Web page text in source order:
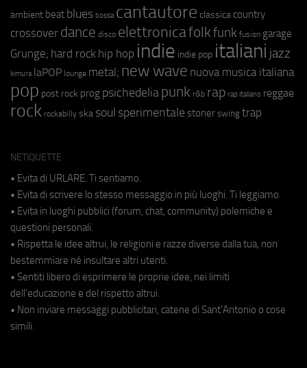
ambient beat blues bossa cantautore classica country
crossover dance disco elettronicafolkfunk fusion garage
Grunge; hard rock hip hop indie indie pop italiani jazz
kimura laPOP lounge metal; new wave nuova musica italiana
pop post rock prog psichedeliapunk r&b rap rap italiano reggae
rock rockabilly ska soul sperimentale stoner swing trap
NETIQUETTE
• Evita di URLARE. Ti sentiamo.
• Evita di scrivere lo stesso messaggio in più luoghi. Ti leggiamo.
• Evita in luoghi pubblici (forum, chat, community) polemiche e
questioni personali.
• Rispetta le idee altrui, le religioni e razze diverse dalla tua, non
bestemmiare né insultare altri utenti.
• Sentiti libero di esprimere le proprie idee, nei limiti
dell'educazione e del rispetto altrui.
• Non inviare messaggi pubblicitari, catene di Sant'Antonio o cose
simili.